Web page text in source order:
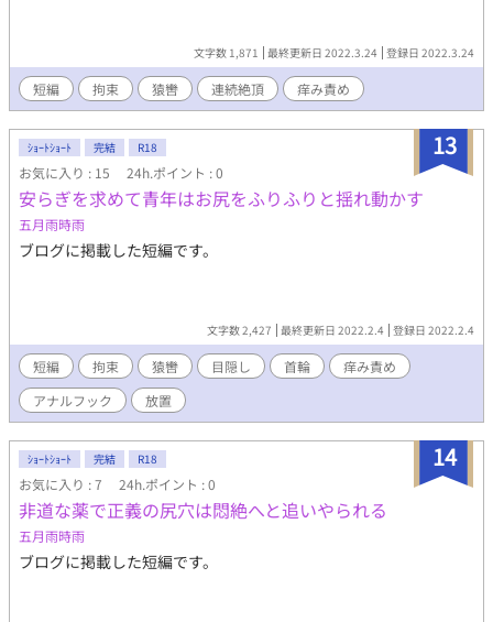
文字数 1,871 最終更新日 2022.3.24 登録日 2022.3.24
短編 拘束 猿轡 連続絶頂 痒み責め
13
ｼｮｰﾄｼｮｰﾄ 完結 R18
お気に入り : 15 24h.ポイント : 0
安らぎを求めて青年はお尻をふりふりと揺れ動かす
五月雨時雨
ブログに掲載した短編です。
文字数 2,427 最終更新日 2022.2.4 登録日 2022.2.4
短編 拘束 猿轡 目隠し 首輪
痒み責め
アナルフック
放置
14
ｼｮｰﾄｼｮｰﾄ 完結 R18
お気に入り : 7 24h.ポイント : 0
非道な薬で正義の尻穴は悶絶へと追いやられる
五月雨時雨
ブログに掲載した短編です。